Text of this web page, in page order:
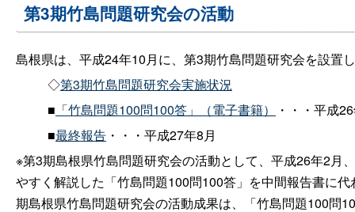
第3期竹島問題研究会の活動
島根県は、平成24年10月に、第3期竹島問題研究会を設置
◇第3期竹島問題研究会実施状況
■ 「竹島問題100問100答」（電子書籍）
・・・平成
■最終報告 ・・・平成27年8月
※第3期島根県竹島問題研究会の活動として、平成26年2月
やすく解説した「竹島問題100問100答」を中間報告書に
期島根県竹島問題研究会の活動成果は、「竹島問題100問